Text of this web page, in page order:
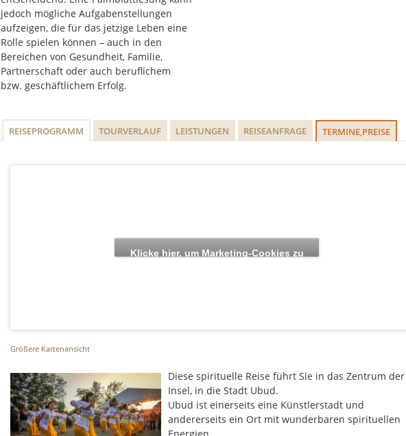
jedoch mögliche Aufgabenstellungen
aufzeigen, die für das jetzige Leben eine
Rolle spielen können – auch in den
Bereichen von Gesundheit, Familie,
Partnerschaft oder auch beruflichem
bzw. geschäftlichem Erfolg.
REISEPROGRAMM TOURVERLAUF LEISTUNGEN REISEANFRAGE TERMINE,PREISE
Klicke hier, um Marketing-Cookies zu
Größere Kartenansicht
Diese spirituelle Reise führt Sie in das Zentrum der
Insel, in die Stadt Ubud.
Ubud ist einerseits eine Künstlerstadt und
andererseits ein Ort mit wunderbaren spirituellen